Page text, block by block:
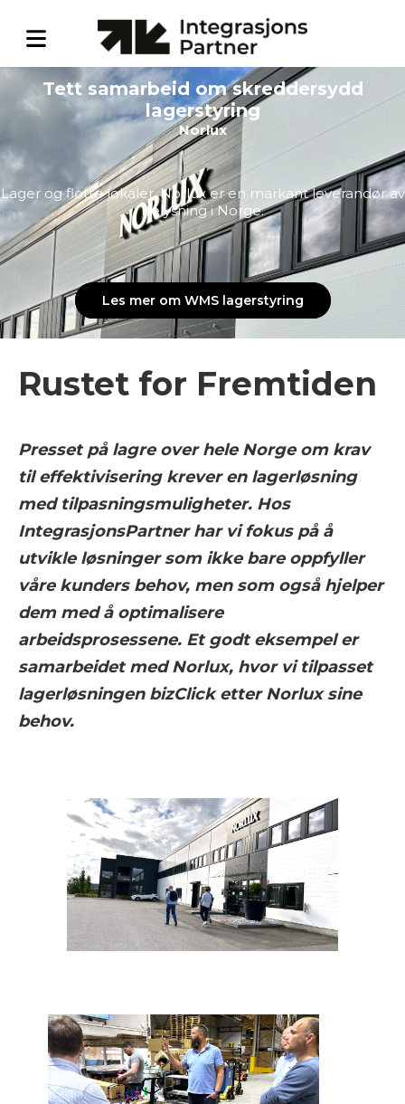
Tett samarbeid om skreddersydd
lagerstyring
Norlux
Lager og flotte lokaler. Norlux er en markant leverandør av
belysning i Norge.
Les mer om WMS lagerstyring
Rustet for Fremtiden
Presset på lagre over hele Norge om krav
til effektivisering krever en lagerløsning
med tilpasningsmuligheter. Hos
IntegrasjonsPartner har vi fokus på å
utvikle løsninger som ikke bare oppfyller
våre kunders behov, men som også hjelper
dem med å optimalisere
arbeidsprosessene. Et godt eksempel er
samarbeidet med Norlux, hvor vi tilpasset
lagerløsningen bizClick etter Norlux sine
behov.